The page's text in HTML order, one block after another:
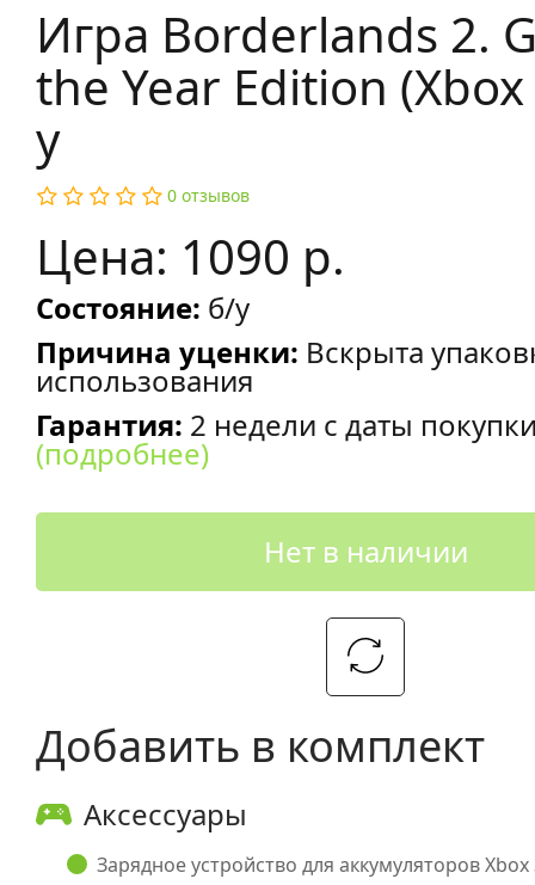
Игра Borderlands 2.
the Year Edition
у
0 отзывов
Цена: 1090 р.
Состояние: б/у
Причина уценки: Вскрыта
использования
Гарантия: 2 недели с даты
(подробнее)
Нет в наличии
Добавить в комплект
Аксессуары
Зарядное устройство для аккумуляторов Xbox